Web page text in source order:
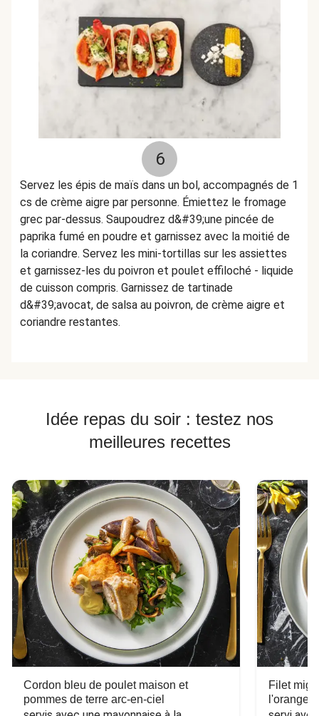
6
Servez les épis de maïs dans un bol, accompagnés de 1
cs de crème aigre par personne. Émiettez le fromage
grec par-dessus. Saupoudrez d&#39;une pincée de
paprika fumé en poudre et garnissez avec la moitié de
la coriandre. Servez les mini-tortillas sur les assiettes
et garnissez-les du poivron et poulet effiloché - liquide
de cuisson compris. Garnissez de tartinade
d&#39;avocat, de salsa au poivron, de crème aigre et
coriandre restantes.
Idée repas du soir : testez nos
meilleures recettes
Cordon bleu de poulet maison et
pommes de terre arc-en-ciel
Filet
l'orange